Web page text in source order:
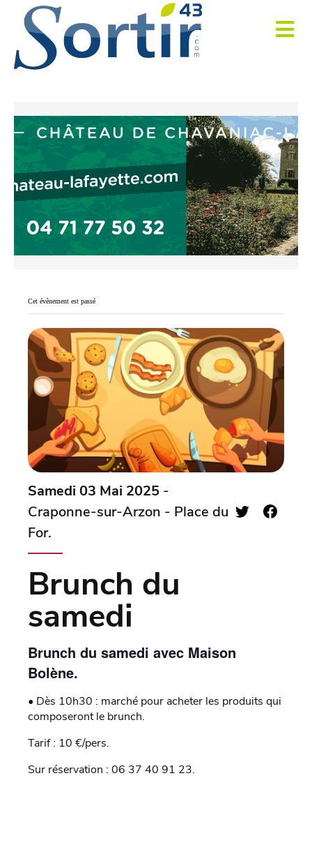
Cet évènement est passé
Samedi 03 Mai 2025 -
Craponne-sur-Arzon - Place du
For.
Brunch du
samedi
Brunch du samedi avec Maison
Bolène.
• Dès 10h30 : marché pour acheter les produits qui
composeront le brunch.
Tarif : 10 €/pers.
Sur réservation : 06 37 40 91 23.